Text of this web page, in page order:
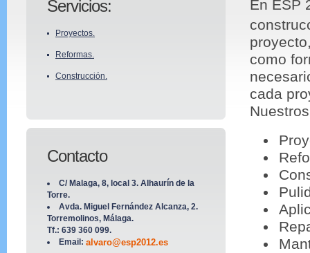
Servicios:
Proyectos.
Reformas.
Construcción.
Contacto
C/ Malaga, 8, local 3. Alhaurín de la
Torre.
Avda. Miguel Fernández Alcanza, 2.
Torremolinos, Málaga.
Tf.: 639 360 099.
Email: alvaro@esp2012.es
En ESP
como
cada